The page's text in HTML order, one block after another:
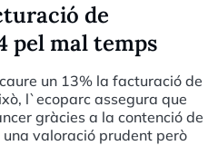
de
pel mal temps
un 13% la facturació de
l`ecoparc assegura que
gràcies a la contenció de
valoració prudent però